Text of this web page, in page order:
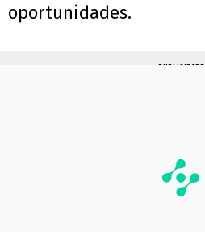
oportunidades.
PUBLICIDADE